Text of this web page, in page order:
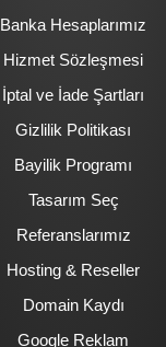
Banka Hesaplarımız
Hizmet Sözleşmesi
İptal ve İade Şartları
Gizlilik Politikası
Bayilik Programı
Tasarım Seç
Referanslarımız
Hosting & Reseller
Domain Kaydı
Google Reklam